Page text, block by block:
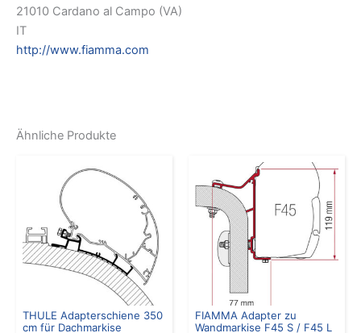
21010 Cardano al Campo (VA)
IT
http://www.fiamma.com
Ähnliche Produkte
THULE Adapterschiene 350
cm für Dachmarkise
FIAMMA Adapter zu
Wandmarkise F45 S / F45 L